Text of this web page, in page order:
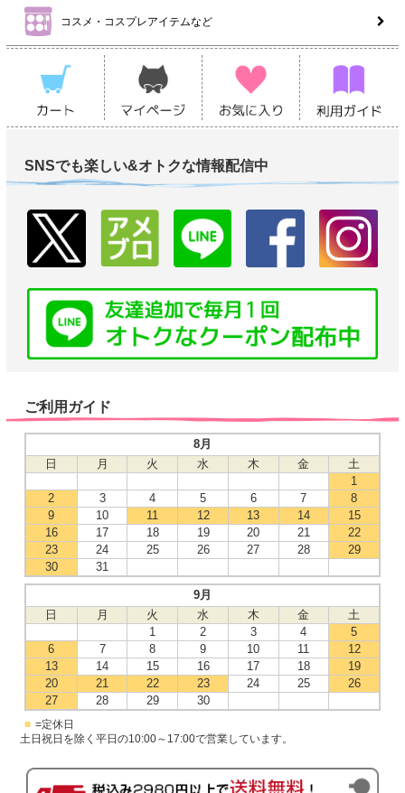
コスメ・コスプレアイテムなど
SNSでも楽しい&オトクな情報配信中
ご利用ガイド
8月
日
月 火 水 木 金
土
1
2
3 4 5 6 7
8
9
10 11 12 13 14
15
16
17 18 19 20 21
22
23
24 25 26 27 28
29
30
31
9月
日
月 火 水 木 金
土
1
2 3 4
5
6
7 8 9 10 11
12
13
14 15 16 17 18
19
20
21 22 23 24 25
26
27
28 29 30
■ =定休日
土日祝日を除く平日の10:00～17:00で営業しています。